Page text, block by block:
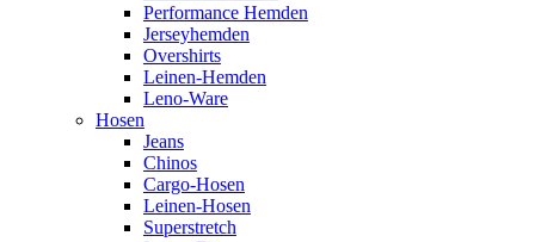
Performance Hemden
Jerseyhemden
Overshirts
Leinen-Hemden
Leno-Ware
Hosen
Jeans
Chinos
Cargo-Hosen
Leinen-Hosen
Superstretch